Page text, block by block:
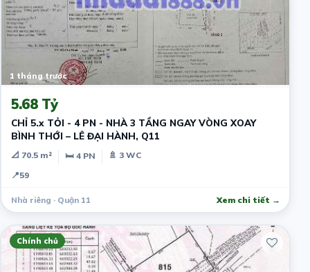
1 tháng trước
5.68 Tỷ
CHỈ 5.x TỎI - 4 PN - NHÀ 3 TẦNG NGAY VÒNG XOAY
BÌNH THỚI – LÊ ĐẠI HÀNH, Q11
📐 70.5 m² 🛏 4 PN
🚿 3 WC
📍59
Nhà riêng · Quận 11 Xem chi tiết →
Chính chủ